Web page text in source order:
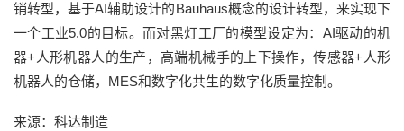
销转型，基于AI辅助设计的Bauhaus概念的设计转型，来实现下
一个工业5.0的目标。而对黑灯工厂的模型设定为：AI驱动的机
器+人形机器人的生产，高端机械手的上下操作，传感器+人形
机器人的仓储，MES和数字化共生的数字化质量控制。
来源：科达制造